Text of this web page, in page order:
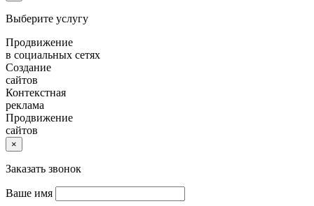
Выберите услугу
Продвижение
в социальных сетях
Создание
сайтов
Контекстная
реклама
Продвижение
сайтов
×
Заказать звонок
Ваше имя